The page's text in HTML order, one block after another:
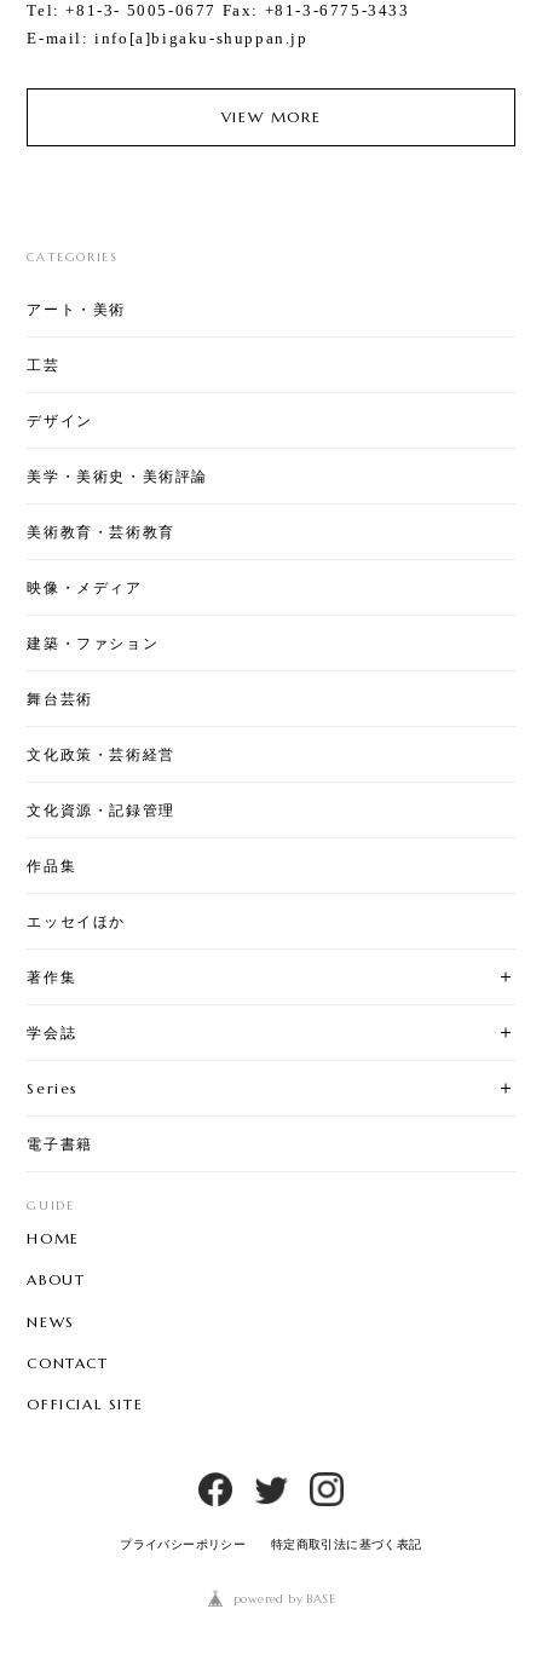
Tel: +81-3- 5005-0677 Fax: +81-3-6775-3433
E-mail: info[a]bigaku-shuppan.jp
VIEW MORE
CATEGORIES
アート・美術
工芸
デザイン
美学・美術史・美術評論
美術教育・芸術教育
映像・メディア
建築・ファション
舞台芸術
文化政策・芸術経営
文化資源・記録管理
作品集
エッセイほか
著作集
学会誌
Series
電子書籍
GUIDE
HOME
ABOUT
NEWS
CONTACT
OFFICIAL SITE
プライバシーポリシー 特定商取引法に基づく表記
powered by BASE